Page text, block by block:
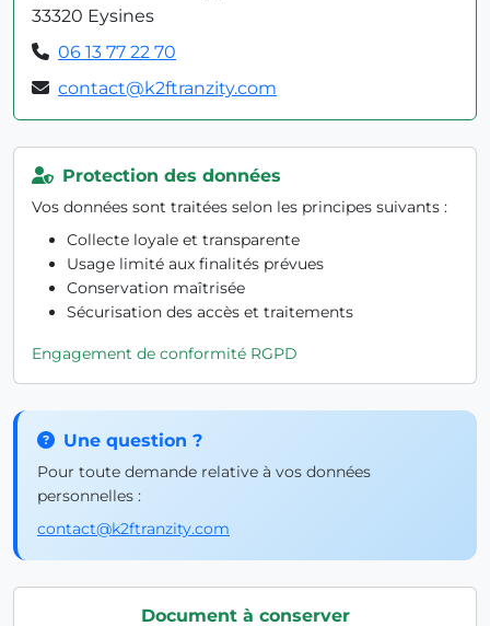
33320 Eysines
06 13 77 22 70
contact@k2ftranzity.com
Protection des données
Vos données sont traitées selon les principes suivants :
Collecte loyale et transparente
Usage limité aux finalités prévues
Conservation maîtrisée
Sécurisation des accès et traitements
Engagement de conformité RGPD
Une question ?
Pour toute demande relative à vos données
personnelles :
contact@k2ftranzity.com
Document à conserver